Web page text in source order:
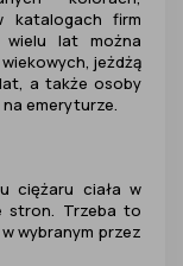
katalogach firm
lat można
jeżdżą
a także osoby
emeryturze.
ciężaru ciała w
stron. Trzeba to
wybranym przez